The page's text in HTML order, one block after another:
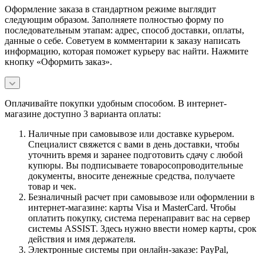
Оформление заказа в стандартном режиме выглядит
следующим образом. Заполняете полностью форму по
последовательным этапам: адрес, способ доставки, оплаты,
данные о себе. Советуем в комментарии к заказу написать
информацию, которая поможет курьеру вас найти. Нажмите
кнопку «Оформить заказ».
Оплачивайте покупки удобным способом. В интернет-
магазине доступно 3 варианта оплаты:
Наличные при самовывозе или доставке курьером.
Специалист свяжется с вами в день доставки, чтобы
уточнить время и заранее подготовить сдачу с любой
купюры. Вы подписываете товаросопроводительные
документы, вносите денежные средства, получаете
товар и чек.
Безналичный расчет при самовывозе или оформлении в
интернет-магазине: карты Visa и MasterCard. Чтобы
оплатить покупку, система перенаправит вас на сервер
системы ASSIST. Здесь нужно ввести номер карты, срок
действия и имя держателя.
Электронные системы при онлайн-заказе: PayPal,